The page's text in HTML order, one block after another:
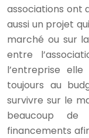
associations ont
aussi un projet
marché ou sur
entre
l’entreprise
toujours au
survivre sur le
beaucoup de
financements